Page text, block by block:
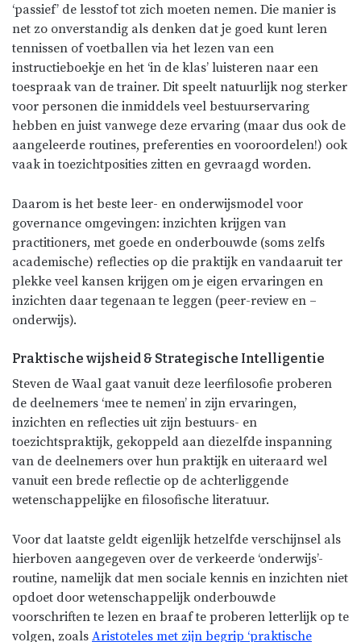
‘passief’ de lesstof tot zich moeten nemen. Die manier is
net zo onverstandig als denken dat je goed kunt leren
tennissen of voetballen via het lezen van een
instructieboekje en het ‘in de klas’ luisteren naar een
toespraak van de trainer. Dit speelt natuurlijk nog sterker
voor personen die inmiddels veel bestuurservaring
hebben en juist vanwege deze ervaring (maar dus ook de
aangeleerde routines, preferenties en vooroordelen!) ook
vaak in toezichtposities zitten en gevraagd worden.
Daarom is het beste leer- en onderwijsmodel voor
governance omgevingen: inzichten krijgen van
practitioners, met goede en onderbouwde (soms zelfs
academische) reflecties op die praktijk en vandaaruit ter
plekke veel kansen krijgen om je eigen ervaringen en
inzichten daar tegenaan te leggen (peer-review en –
onderwijs).
Praktische wijsheid & Strategische Intelligentie
Steven de Waal gaat vanuit deze leerfilosofie proberen
de deelnemers ‘mee te nemen’ in zijn ervaringen,
inzichten en reflecties uit zijn bestuurs- en
toezichtspraktijk, gekoppeld aan diezelfde inspanning
van de deelnemers over hun praktijk en uiteraard wel
vanuit een brede reflectie op de achterliggende
wetenschappelijke en filosofische literatuur.
Voor dat laatste geldt eigenlijk hetzelfde verschijnsel als
hierboven aangegeven over de verkeerde ‘onderwijs’-
routine, namelijk dat men sociale kennis en inzichten niet
opdoet door wetenschappelijk onderbouwde
voorschriften te lezen en braaf te proberen letterlijk op te
volgen, zoals Aristoteles met zijn begrip ‘praktische